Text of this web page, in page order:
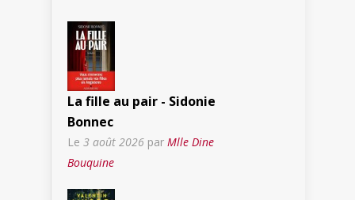
La fille au pair - Sidonie
Bonnec
Le 3 août 2026 par Mlle Dine
Bouquine